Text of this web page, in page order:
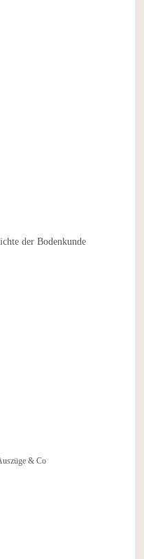
der Bodenkunde
& Co